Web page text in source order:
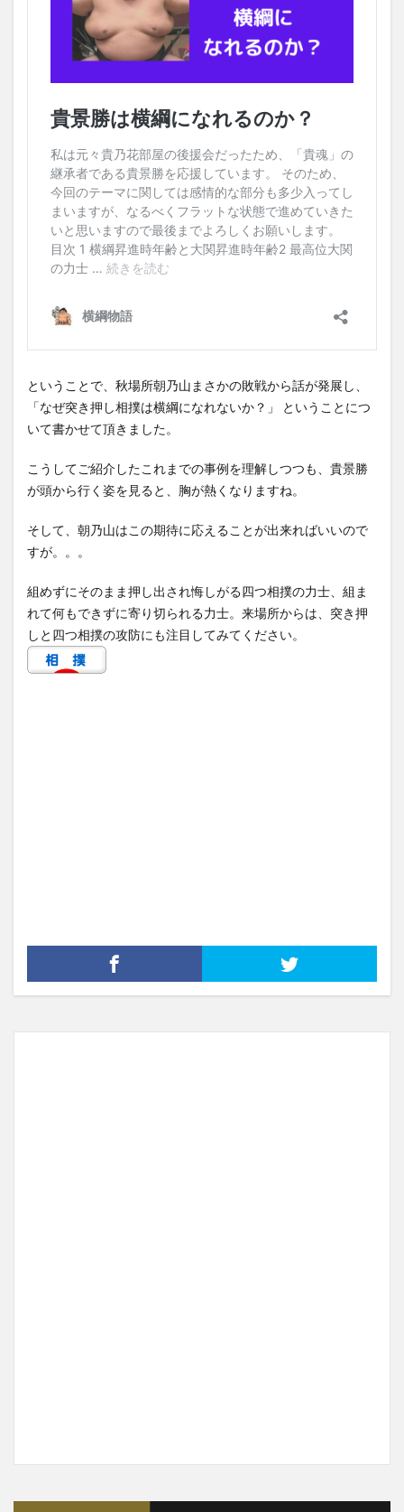
ということで、秋場所朝乃山まさかの敗戦から話が発展し、
「なぜ突き押し相撲は横綱になれないか？」 ということにつ
いて書かせて頂きました。
こうしてご紹介したこれまでの事例を理解しつつも、貴景勝
が頭から行く姿を見ると、胸が熱くなりますね。
そして、朝乃山はこの期待に応えることが出来ればいいので
すが。。。
組めずにそのまま押し出され悔しがる四つ相撲の力士、組ま
れて何もできずに寄り切られる力士。来場所からは、突き押
しと四つ相撲の攻防にも注目してみてください。